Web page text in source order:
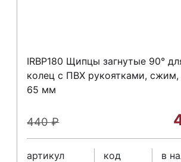
IRBP180 Щипцы загнутые 90°
колец с ПВХ рукоятками,
65 мм
440₽
артикул
код
в